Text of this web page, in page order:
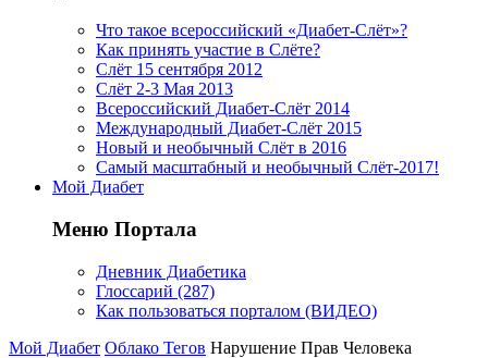
Что такое всероссийский «Диабет-Слёт»?
Как принять участие в Слёте?
Слёт 15 сентября 2012
Слёт 2-3 Мая 2013
Всероссийский Диабет-Слёт 2014
Международный Диабет-Слёт 2015
Новый и необычный Слёт в 2016
Самый масштабный и необычный Слёт-2017!
Мой Диабет
Меню Портала
Дневник Диабетика
Глоссарий (287)
Как пользоваться порталом (ВИДЕО)
Мой Диабет Облако Тегов Нарушение Прав Человека